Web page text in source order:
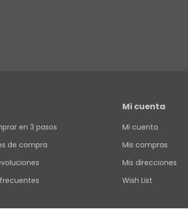
en 3 pasos
de compra
Mi cuenta
Mi cuenta
Mis compras
Mis direcciones
Wish List